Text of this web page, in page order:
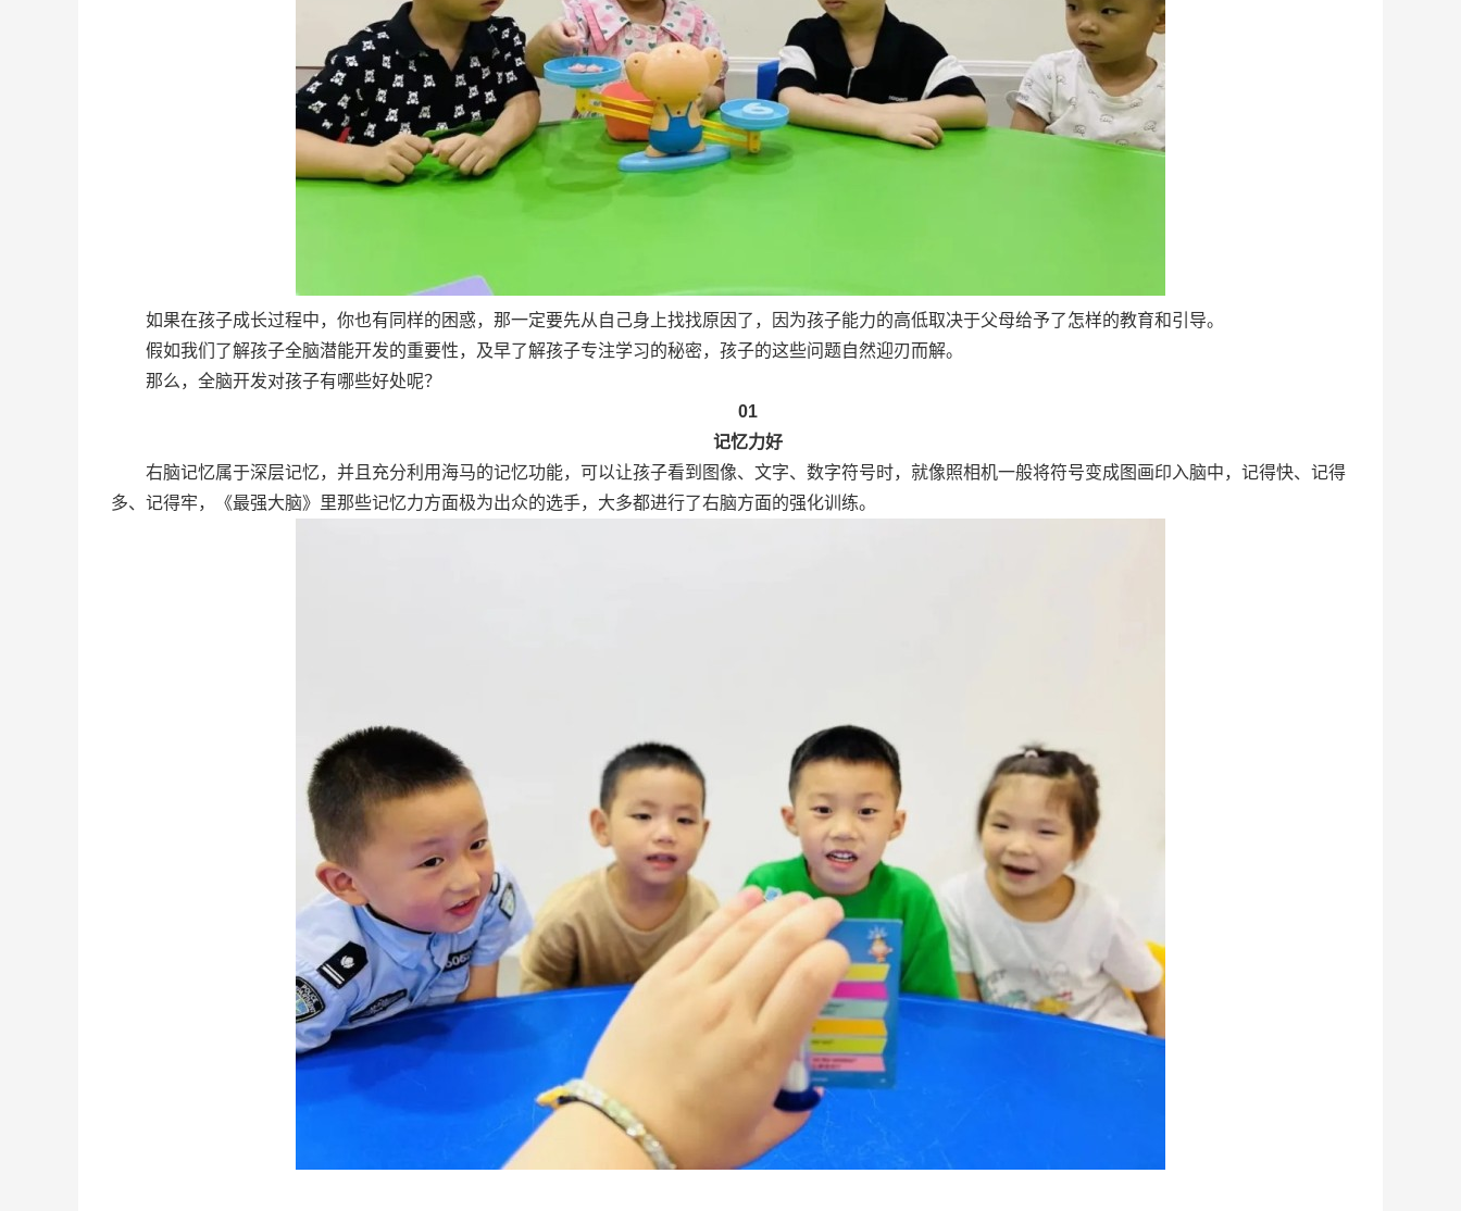
如果在孩子成长过程中，你也有同样的困惑，那一定要先从自己身上找找原因了，因为孩子能力的高低取决于父母给予了怎样的教育和引导。
假如我们了解孩子全脑潜能开发的重要性，及早了解孩子专注学习的秘密，孩子的这些问题自然迎刃而解。
那么，全脑开发对孩子有哪些好处呢？
01
记忆力好
右脑记忆属于深层记忆，并且充分利用海马的记忆功能，可以让孩子看到图像、文字、数字符号时，就像照相机一般将符号变成图画印入脑中，记得快、记得
多、记得牢，《最强大脑》里那些记忆力方面极为出众的选手，大多都进行了右脑方面的强化训练。